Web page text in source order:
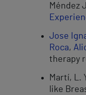
Méndez
Jose
Roca,
therapy
Martí, L.
like